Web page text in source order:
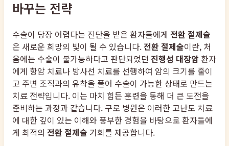
바꾸는 전략
수술이 당장 어렵다는 진단을 받은 환자들에게 전환 절제술
은 새로운 희망의 빛이 될 수 있습니다. 전환 절제술이란, 처
음에는 수술이 불가능하다고 판단되었던 진행성 대장암 환자
에게 항암 치료나 방사선 치료를 선행하여 암의 크기를 줄이
고 주변 조직과의 유착을 풀어 수술이 가능한 상태로 만드는
치료 전략입니다. 이는 마치 힘든 훈련을 통해 더 큰 도전을
준비하는 과정과 같습니다. 구로 병원은 이러한 고난도 치료
에 대한 깊이 있는 이해와 풍부한 경험을 바탕으로 환자들에
게 최적의 전환 절제술 기회를 제공합니다.